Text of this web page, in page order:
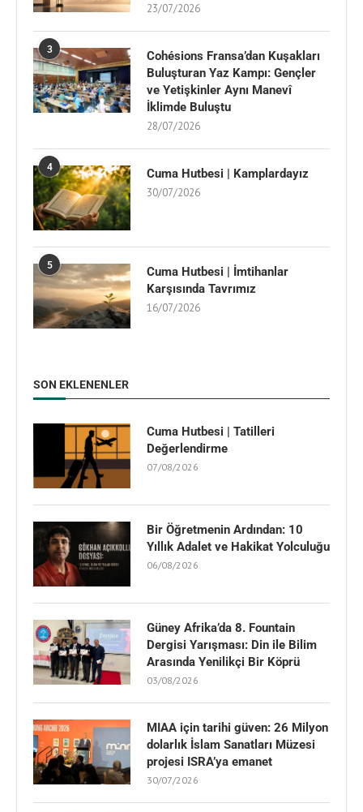
23/07/2026
3
Cohésions Fransa’dan Kuşakları
Buluşturan Yaz Kampı: Gençler
ve Yetişkinler Aynı Manevî
İklimde Buluştu
28/07/2026
4 Cuma Hutbesi | Kamplardayız
30/07/2026
5
Cuma Hutbesi | İmtihanlar
Karşısında Tavrımız
16/07/2026
SON EKLENENLER
Cuma Hutbesi | Tatilleri
Değerlendirme
07/08/2026
Bir Öğretmenin Ardından: 10
Yıllık Adalet ve Hakikat Yolculuğu
06/08/2026
Güney Afrika’da 8. Fountain
Dergisi Yarışması: Din ile Bilim
Arasında Yenilikçi Bir Köprü
03/08/2026
MIAA için tarihi güven: 26 Milyon
dolarlık İslam Sanatları Müzesi
projesi ISRA’ya emanet
30/07/2026